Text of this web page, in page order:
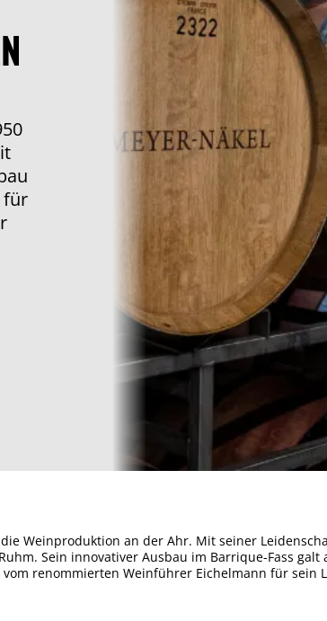
für
Weinproduktion an der Ahr. Mit seiner
Sein innovativer Ausbau im Barrique-Fass galt
renommierten Weinführer Eichelmann für sein